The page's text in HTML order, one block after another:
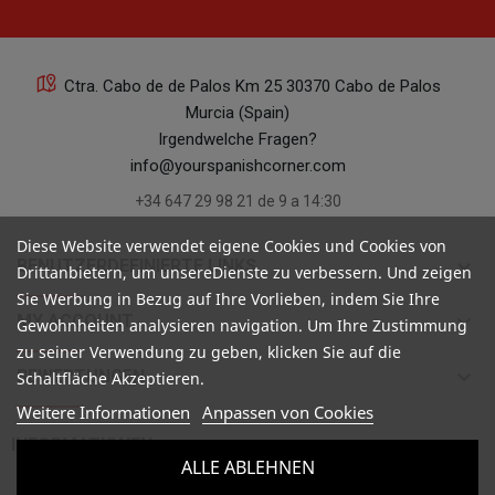
Ctra. Cabo de de Palos Km 25 30370 Cabo de Palos
Murcia (Spain)
Irgendwelche Fragen?
info@yourspanishcorner.com
+34 647 29 98 21 de 9 a 14:30
BENUTZERDEFINIERTE LINKS keyboard_arrow_down
MY ACCOUNT keyboard_arrow_down
BEWERTUNGEN
INFORMATIONEN 
Diese Website verwendet eigene Cookies und Cookies von
Drittanbietern, um unsereDienste zu verbessern. Und zeigen
Sie Werbung in Bezug auf Ihre Vorlieben, indem Sie Ihre
Gewohnheiten analysieren navigation. Um Ihre Zustimmung
zu seiner Verwendung zu geben, klicken Sie auf die
Schaltfläche Akzeptieren.
Weitere Informationen Anpassen von Cookies
ALLE ABLEHNEN